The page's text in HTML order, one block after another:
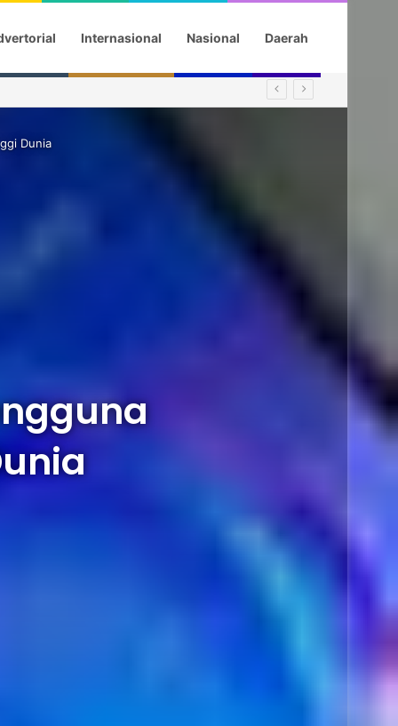
Internasional Nasional Daerah
Dunia